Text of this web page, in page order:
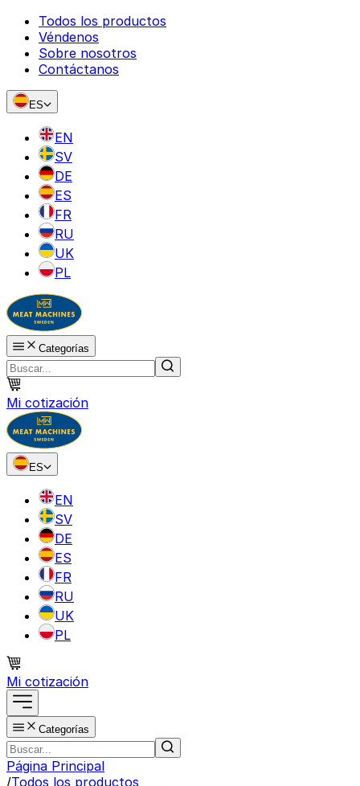
Todos los productos
Véndenos
Sobre nosotros
Contáctanos
ES
EN
SV
DE
ES
FR
RU
UK
PL
Categorías
Mi cotización
ES
EN
SV
DE
ES
FR
RU
UK
PL
Mi cotización
Categorías
Página Principal
/Todos los productos